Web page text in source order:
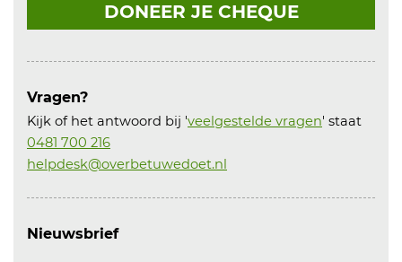
DONEER JE CHEQUE
Vragen?
Kijk of het antwoord bij 'veelgestelde vragen' staat
0481 700 216
helpdesk@overbetuwedoet.nl
Nieuwsbrief